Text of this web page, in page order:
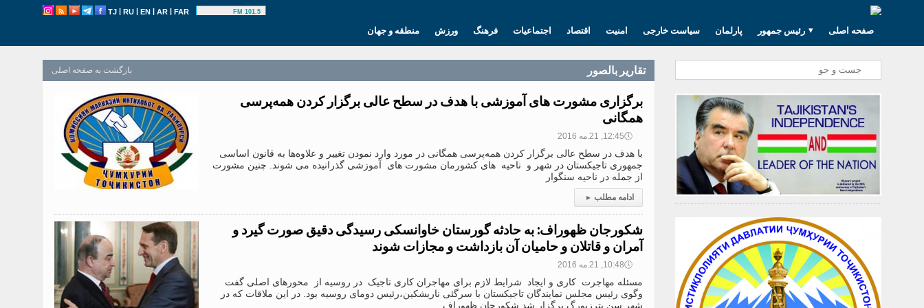
TJ | RU | EN | AR | FAR 101.5 FM
منطقه و جهان ورزش فرهنگ اجتماعیات اقتصاد امنیت سیاست خارجی پارلمان رئیس جمهور صفحه اصلی
بازگشت به صفحه اصلی تقارير بالصور
برگزاری مشورت های آموزشی با هدف در سطح عالی برگزار کردن همه‌پرسی
همگانی
🕔12:45, 21.مه 2016
با هدف در سطح عالی برگزار کردن همه‌پرسی همگانی در مورد وارد نمودن تغییر و علاوه‌ها به قانون اساسی
جمهوری تاجیکستان در شهر و ناحیه های کشورمان مشورت های آموزشی گذرانیده می شوند. چنین مشورت
از جمله در ناحیه سنگوار
ادامه مطلب ▸
شكورجان ظهور‌اف: به حادثه گورستان خاوانسکی رسیدگی دقیق صورت گیرد و
آمران و قاتلان و حامیان آن بازداشت و مجازات شوند
🕔10:48, 21.مه 2016
مسئله مهاجرت کاری و ایجاد شرایط لازم برای مهاجران کاری تاجیک در روسیه از محورهای اصلی گفت
وگوی رئیس مجلس نمایندگان تاجیکستان با سرگئی ناریشکین،رئیس دومای روسیه بود. در این ملاقات که در
شهر سن پترزبورگ برگزار شد شكورجان ظهور‌اف